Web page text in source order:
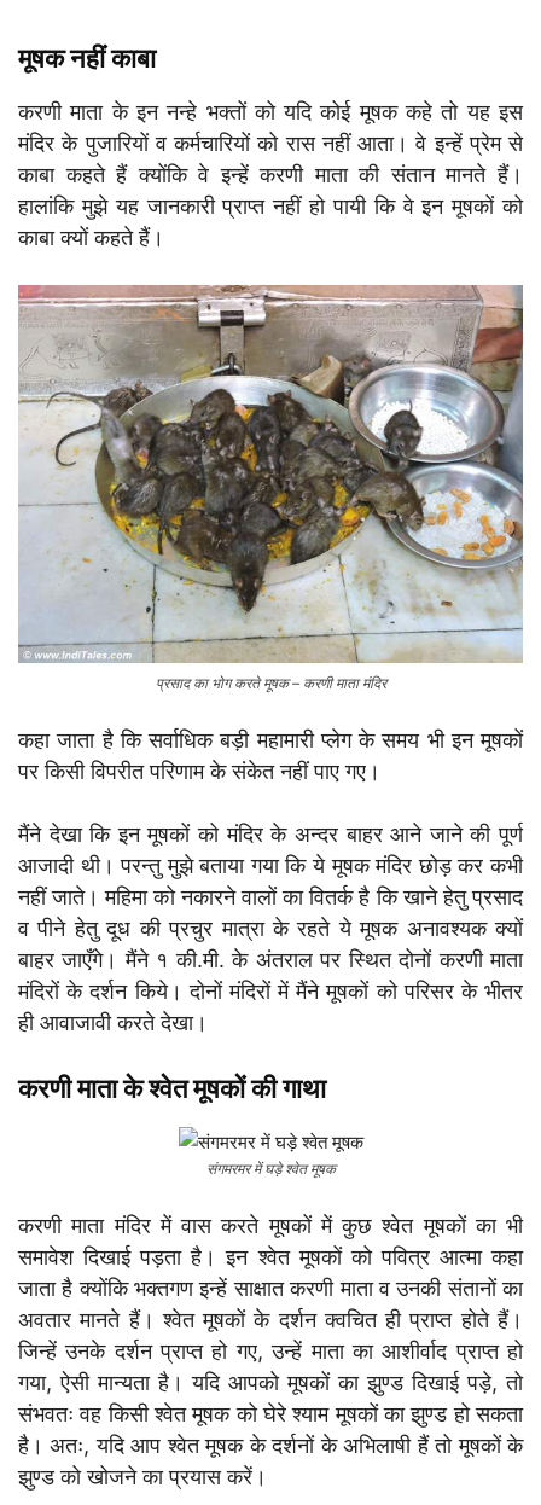
मूषक नहीं काबा
करणी माता के इन नन्हे भक्तों को यदि कोई मूषक कहे तो यह इस
मंदिर के पुजारियों व कर्मचारियों को रास नहीं आता। वे इन्हें प्रेम से
काबा कहते हैं क्योंकि वे इन्हें करणी माता की संतान मानते हैं।
हालांकि मुझे यह जानकारी प्राप्त नहीं हो पायी कि वे इन मूषकों को
काबा क्यों कहते हैं।
प्रसाद का भोग करते मूषक – करणी माता मंदिर
कहा जाता है कि सर्वाधिक बड़ी महामारी प्लेग के समय भी इन मूषकों
पर किसी विपरीत परिणाम के संकेत नहीं पाए गए।
मैंने देखा कि इन मूषकों को मंदिर के अन्दर बाहर आने जाने की पूर्ण
आजादी थी। परन्तु मुझे बताया गया कि ये मूषक मंदिर छोड़ कर कभी
नहीं जाते। महिमा को नकारने वालों का वितर्क है कि खाने हेतु प्रसाद
व पीने हेतु दूध की प्रचुर मात्रा के रहते ये मूषक अनावश्यक क्यों
बाहर जाएँगे। मैंने १ की.मी. के अंतराल पर स्थित दोनों करणी माता
मंदिरों के दर्शन किये। दोनों मंदिरों में मैंने मूषकों को परिसर के भीतर
ही आवाजावी करते देखा।
करणी माता के श्वेत मूषकों की गाथा
संगमरमर में घड़े श्वेत मूषक
करणी माता मंदिर में वास करते मूषकों में कुछ श्वेत मूषकों का भी
समावेश दिखाई पड़ता है। इन श्वेत मूषकों को पवित्र आत्मा कहा
जाता है क्योंकि भक्तगण इन्हें साक्षात करणी माता व उनकी संतानों का
अवतार मानते हैं। श्वेत मूषकों के दर्शन क्वचित ही प्राप्त होते हैं।
जिन्हें उनके दर्शन प्राप्त हो गए, उन्हें माता का आशीर्वाद प्राप्त हो
गया, ऐसी मान्यता है। यदि आपको मूषकों का झुण्ड दिखाई पड़े, तो
संभवतः वह किसी श्वेत मूषक को घेरे श्याम मूषकों का झुण्ड हो सकता
है। अतः, यदि आप श्वेत मूषक के दर्शनों के अभिलाषी हैं तो मूषकों के
झुण्ड को खोजने का प्रयास करें।